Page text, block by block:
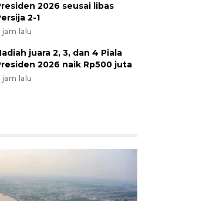
2026 seusai libas
2-1
jam lalu
juara 2, 3, dan 4 Piala
2026 naik Rp500 juta
jam lalu